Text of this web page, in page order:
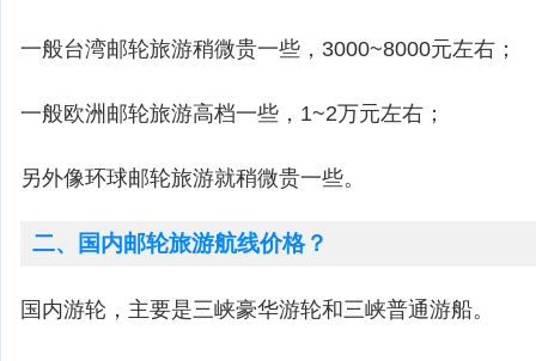
一般台湾邮轮旅游稍微贵一些，3000~8000元左右；
一般欧洲邮轮旅游高档一些，1~2万元左右；
另外像环球邮轮旅游就稍微贵一些。
二、国内邮轮旅游航线价格？
国内游轮，主要是三峡豪华游轮和三峡普通游船。